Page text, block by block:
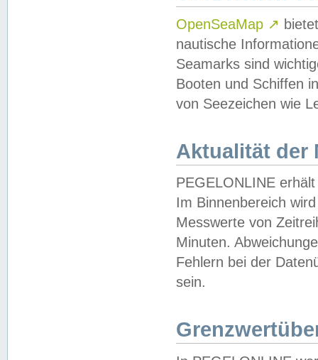
OpenSeaMap ↗
nautische
Seamarks sind
Booten und Schiffen
von Seezeichen wie
Aktualität der
PEGELONLINE
Im Binnenbereich
Messwerte von
Minuten.
Fehlern bei der
sein.